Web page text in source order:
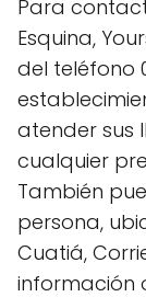
Para
Esquina,
del teléfono
atender sus
cualquier
También
persona,
Cuatiá,
información